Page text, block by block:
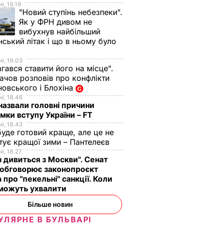
19.19
"Новий ступінь небезпеки".
Як у ФРН дивом не
вибухнув найбільший
літак і що в ньому було
19.03
ставити його на місце".
розповів про конфлікти
і Блохіна
18.46
головні причини
вступу України – FT
18.43
готовий краще, але це не
кращої зими – Пантелеєв
18.27
дивиться з Москви". Сенат
законопроєкт
про "пекельні" санкції. Коли
ухвалити
Більше новин
В БУЛЬВАРІ